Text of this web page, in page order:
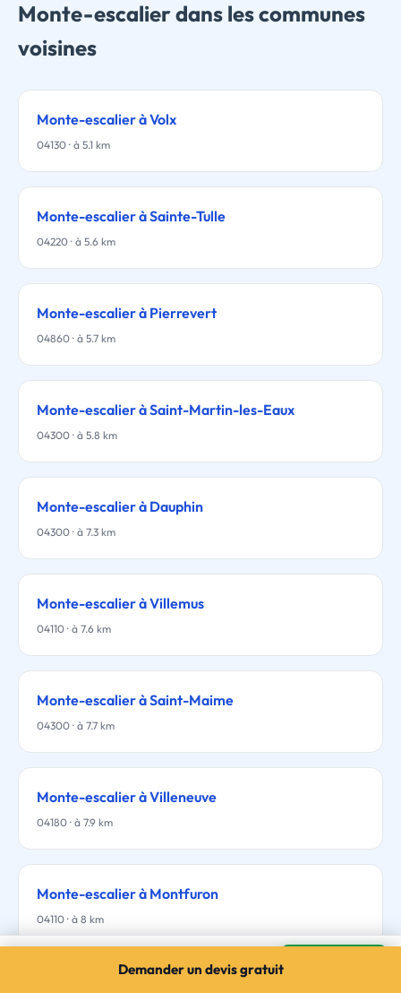
Monte-escalier dans les communes
voisines
Monte-escalier à Volx
04130 · à 5.1 km
Monte-escalier à Sainte-Tulle
04220 · à 5.6 km
Monte-escalier à Pierrevert
04860 · à 5.7 km
Monte-escalier à Saint-Martin-les-Eaux
04300 · à 5.8 km
Monte-escalier à Dauphin
04300 · à 7.3 km
Monte-escalier à Villemus
04110 · à 7.6 km
Monte-escalier à Saint-Maime
04300 · à 7.7 km
Monte-escalier à Villeneuve
04180 · à 7.9 km
Monte-escalier à Montfuron
04110 · à 8 km
3 devis gratuits · sans engagementDemander un devis gratuit